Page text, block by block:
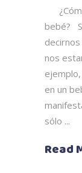
bebé?
nos
en un
sólo
Read